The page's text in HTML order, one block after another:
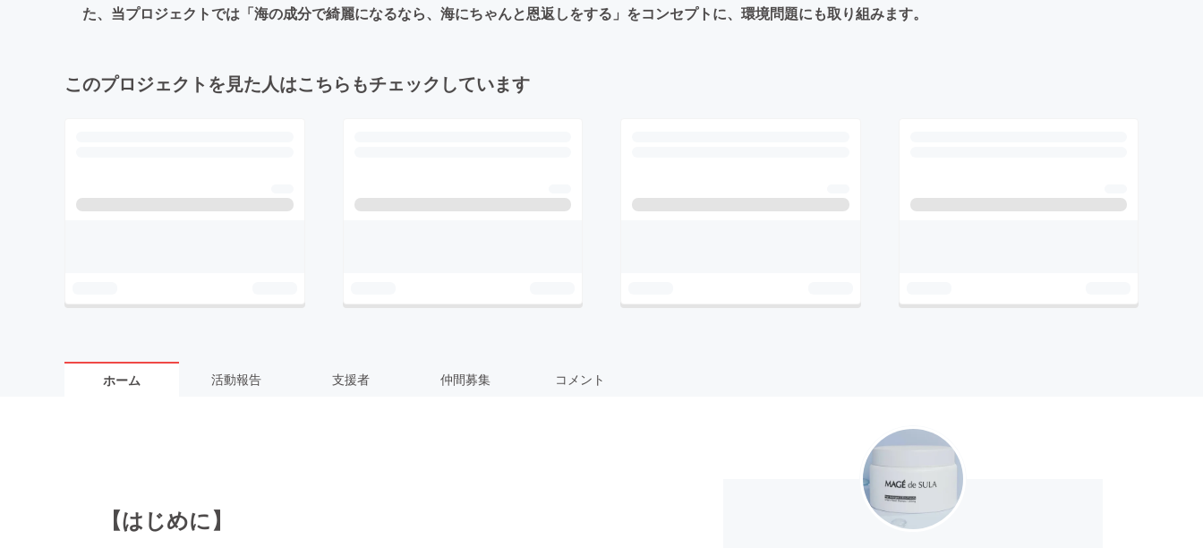
た、当プロジェクトでは「海の成分で綺麗になるなら、海にちゃんと恩返しをする」をコンセプトに、環境問題にも取り組みます。
このプロジェクトを見た人はこちらもチェックしています
ホーム 活動報告 支援者 仲間募集 コメント
【はじめに】